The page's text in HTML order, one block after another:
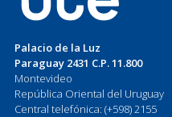
Palacio de la Luz
Paraguay 2431 C.P. 11.800
Montevideo
República Oriental del Uruguay
Central telefónica: (+598) 2155